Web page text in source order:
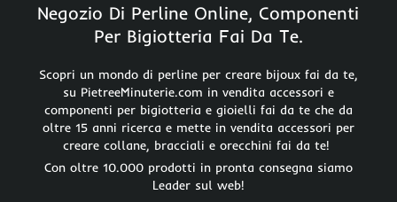
Negozio Di Perline Online, Componenti
Per Bigiotteria Fai Da Te.
Scopri un mondo di perline per creare bijoux fai da te,
su PietreeMinuterie.com in vendita accessori e
componenti per bigiotteria e gioielli fai da te che da
oltre 15 anni ricerca e mette in vendita accessori per
creare collane, bracciali e orecchini fai da te!
Con oltre 10.000 prodotti in pronta consegna siamo
Leader sul web!